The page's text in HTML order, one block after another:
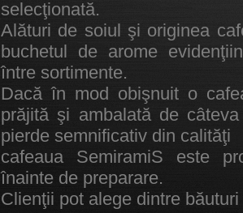
selecţionată.
Alături de soiul şi originea
buchetul de arome
între sortimente.
Dacă în mod obişnuit o
prăjită şi ambalată de
pierde semnificativ din calităţi
cafeaua SemiramiS este
înainte de preparare.
Clienţii pot alege dintre